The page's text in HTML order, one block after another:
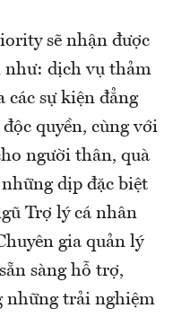
sẽ nhận được
như: dịch vụ thảm
các sự kiện đẳng
quyền, cùng với
người thân, quà
dịp đặc biệt
Trợ lý cá nhân
gia quản lý
sàng hỗ trợ,
những trải nghiệm